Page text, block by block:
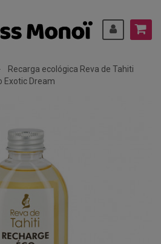
Recarga ecológica Reva de Tahiti
Exotic Dream